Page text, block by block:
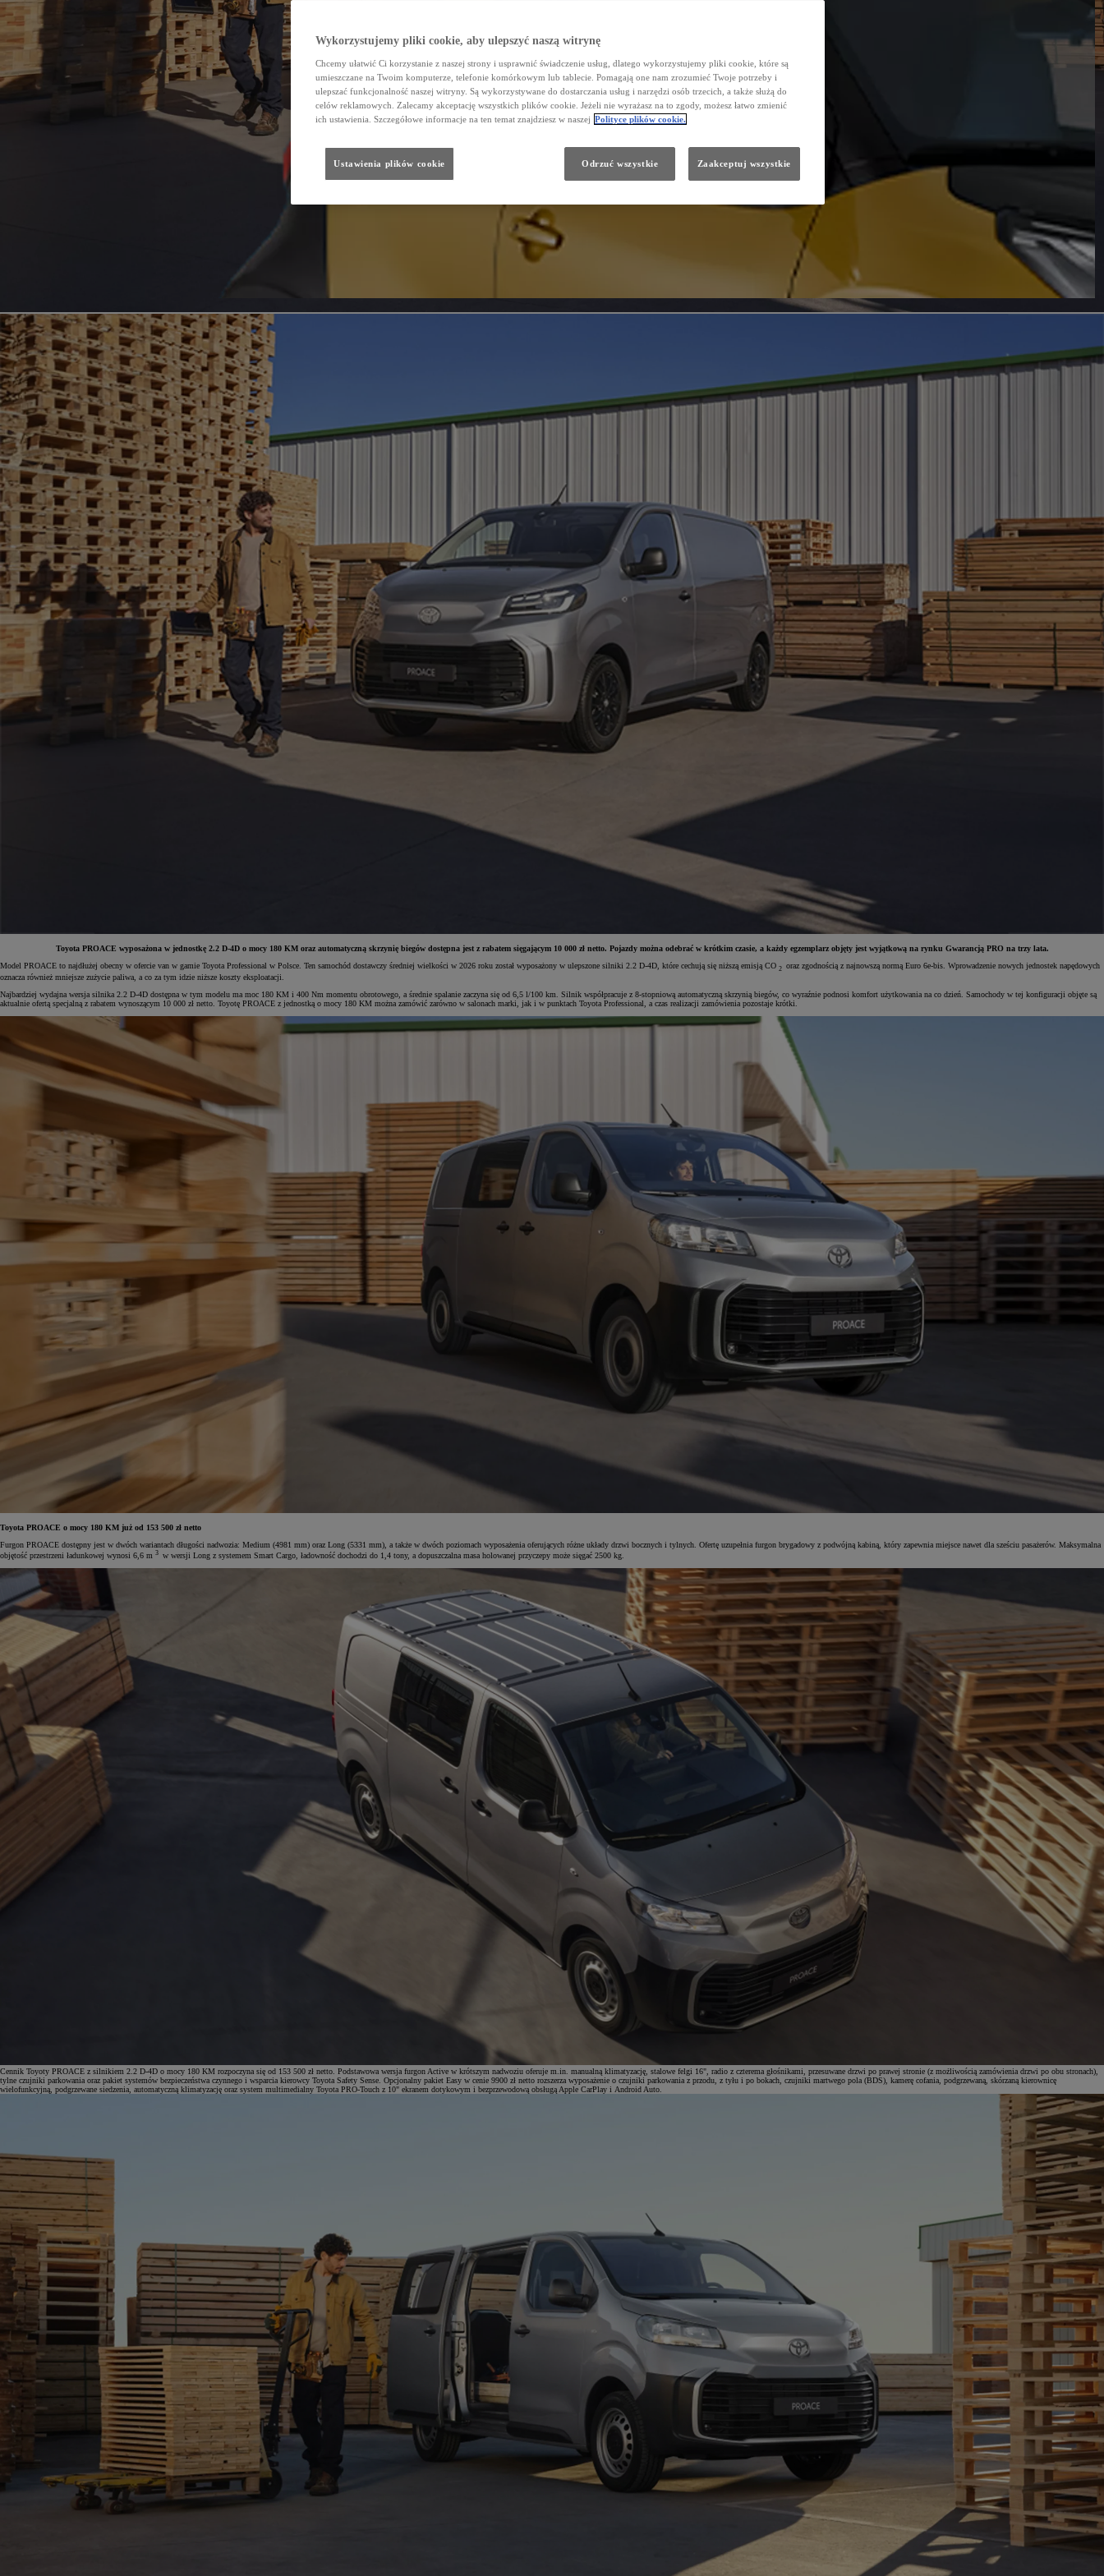
Od81 900 zł
Yaris Cross
HYBRID
Od105 300 zł
Corolla Hatchback
Toyota PROACE wyposażona w jednostkę 2.2 D-4D o mocy 180 KM oraz automatyczną skrzynię biegów dostępna jest z rabatem sięgającym 10 000 zł netto. Pojazdy można odebrać w krótkim czasie, a każdy egzemplarz objęty jest wyjątkową na rynku Gwarancją PRO na trzy lata.
Model PROACE to najdłużej obecny w ofercie van w gamie Toyota Professional w Polsce. Ten samochód dostawczy średniej wielkości w 2026 roku został wyposażony w ulepszone silniki 2.2 D-4D, które cechują się niższą emisją CO 2 oraz zgodnością z najnowszą normą Euro 6e-bis. Wprowadzenie nowych jednostek napędowych
oznacza również mniejsze zużycie paliwa, a co za tym idzie niższe koszty eksploatacji.
Najbardziej wydajna wersja silnika 2.2 D-4D dostępna w tym modelu ma moc 180 KM i 400 Nm momentu obrotowego, a średnie spalanie zaczyna się od 6,5 l/100 km. Silnik współpracuje z 8-stopniową automatyczną skrzynią biegów, co wyraźnie podnosi komfort użytkowania na co dzień. Samochody w tej konfiguracji objęte są
aktualnie ofertą specjalną z rabatem wynoszącym 10 000 zł netto. Toyotę PROACE z jednostką o mocy 180 KM można zamówić zarówno w salonach marki, jak i w punktach Toyota Professional, a czas realizacji zamówienia pozostaje krótki.
Toyota PROACE o mocy 180 KM już od 153 500 zł netto
Furgon PROACE dostępny jest w dwóch wariantach długości nadwozia: Medium (4981 mm) oraz Long (5331 mm), a także w dwóch poziomach wyposażenia oferujących różne układy drzwi bocznych i tylnych. Ofertę uzupełnia furgon brygadowy z podwójną kabiną, który zapewnia miejsce nawet dla sześciu pasażerów. Maksymalna
objętość przestrzeni ładunkowej wynosi 6,6 m 3 w wersji Long z systemem Smart Cargo, ładowność dochodzi do 1,4 tony, a dopuszczalna masa holowanej przyczepy może sięgać 2500 kg.
Cennik Toyoty PROACE z silnikiem 2.2 D-4D o mocy 180 KM rozpoczyna się od 153 500 zł netto. Podstawowa wersja furgon Active w krótszym nadwoziu oferuje m.in. manualną klimatyzację, stalowe felgi 16", radio z czterema głośnikami, przesuwane drzwi po prawej stronie (z możliwością zamówienia drzwi po obu stronach),
tylne czujniki parkowania oraz pakiet systemów bezpieczeństwa czynnego i wsparcia kierowcy Toyota Safety Sense. Opcjonalny pakiet Easy w cenie 9900 zł netto rozszerza wyposażenie o czujniki parkowania z przodu, z tyłu i po bokach, czujniki martwego pola (BDS), kamerę cofania, podgrzewaną, skórzaną kierownicę
wielofunkcyjną, podgrzewane siedzenia, automatyczną klimatyzację oraz system multimedialny Toyota PRO-Touch z 10" ekranem dotykowym i bezprzewodową obsługą Apple CarPlay i Android Auto.
Wykorzystujemy pliki cookie, aby ulepszyć naszą witrynę
Chcemy ułatwić Ci korzystanie z naszej strony i usprawnić świadczenie usług, dlatego wykorzystujemy pliki cookie, które są
umieszczane na Twoim komputerze, telefonie komórkowym lub tablecie. Pomagają one nam zrozumieć Twoje potrzeby i
ulepszać funkcjonalność naszej witryny. Są wykorzystywane do dostarczania usług i narzędzi osób trzecich, a także służą do
celów reklamowych. Zalecamy akceptację wszystkich plików cookie. Jeżeli nie wyrażasz na to zgody, możesz łatwo zmienić
ich ustawienia. Szczegółowe informacje na ten temat znajdziesz w naszej Polityce plików cookie.
Ustawienia plików cookie Odrzuć wszystkie Zaakceptuj wszystkie